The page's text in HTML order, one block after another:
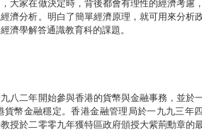
大家在做決定時，背後都會有理性的經濟考慮
濟分析。明白了簡單經濟原理，就可用來分析
濟學解答通識教育科的課題。
八二年開始參與香港的貨幣與金融事務，並於
幣金融穩定。香港金融管理局於一九九三年
授於二零零九年獲特區政府頒授大紫荊勳章的